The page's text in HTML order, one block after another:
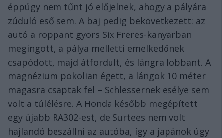
éppúgy nem tűnt jó előjelnek, ahogy a pályára
zúduló eső sem. A baj pedig bekövetkezett: az
autó a roppant gyors Six Freres-kanyarban
megingott, a pálya melletti emelkedőnek
csapódott, majd átfordult, és lángra lobbant. A
magnézium pokolian égett, a lángok 10 méter
magasra csaptak fel – Schlessernek esélye sem
volt a túlélésre. A Honda később megépített
egy újabb RA302-est, de Surtees nem volt
hajlandó beszállni az autóba, így a japánok úgy